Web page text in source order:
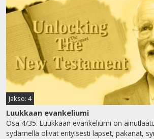
Jakso: 4
Luukkaan evankeliumi
Osa 4/35. Luukkaan evankeliumi on
sydämellä olivat erityisesti lapset, pakanat,